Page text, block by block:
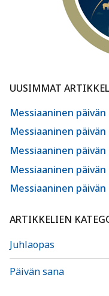
UUSIMMAT
Messiaaninen päivän
Messiaaninen päivän
Messiaaninen päivän
Messiaaninen päivän
Messiaaninen päivän
ARTIKKELIEN
Juhlaopas
Päivän sana